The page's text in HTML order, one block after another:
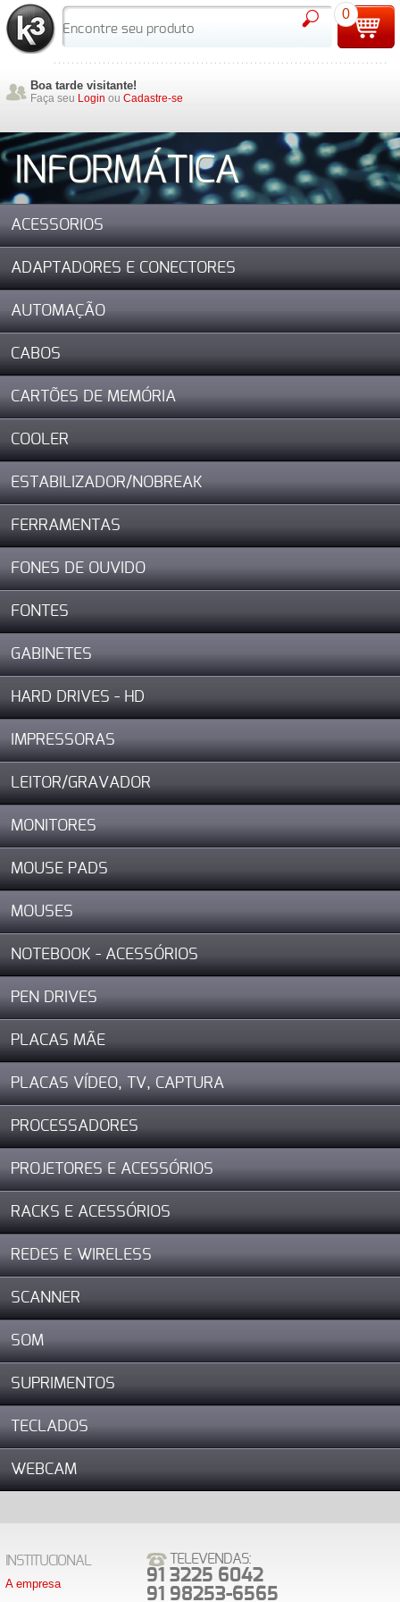
Boa tarde visitante!
Faça seu Login ou Cadastre-se
0
INFORMÁTICA
ACESSORIOS
ADAPTADORES E CONECTORES
AUTOMAÇÃO
CABOS
CARTÕES DE MEMÓRIA
COOLER
ESTABILIZADOR/NOBREAK
FERRAMENTAS
FONES DE OUVIDO
FONTES
GABINETES
HARD DRIVES - HD
IMPRESSORAS
LEITOR/GRAVADOR
MONITORES
MOUSE PADS
MOUSES
NOTEBOOK - ACESSÓRIOS
PEN DRIVES
PLACAS MÃE
PLACAS VÍDEO, TV, CAPTURA
PROCESSADORES
PROJETORES E ACESSÓRIOS
RACKS E ACESSÓRIOS
REDES E WIRELESS
SCANNER
SOM
SUPRIMENTOS
TECLADOS
WEBCAM
INSTITUCIONAL
A empresa
TELEVENDAS:
91 3225 6042
91 98253-6565